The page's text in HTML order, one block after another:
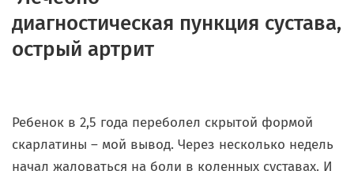
диагностическая пункция сустава,
острый артрит
Ребенок в 2,5 года переболел скрытой формой
скарлатины – мой вывод. Через несколько недель
начал жаловаться на боли в коленных суставах. И